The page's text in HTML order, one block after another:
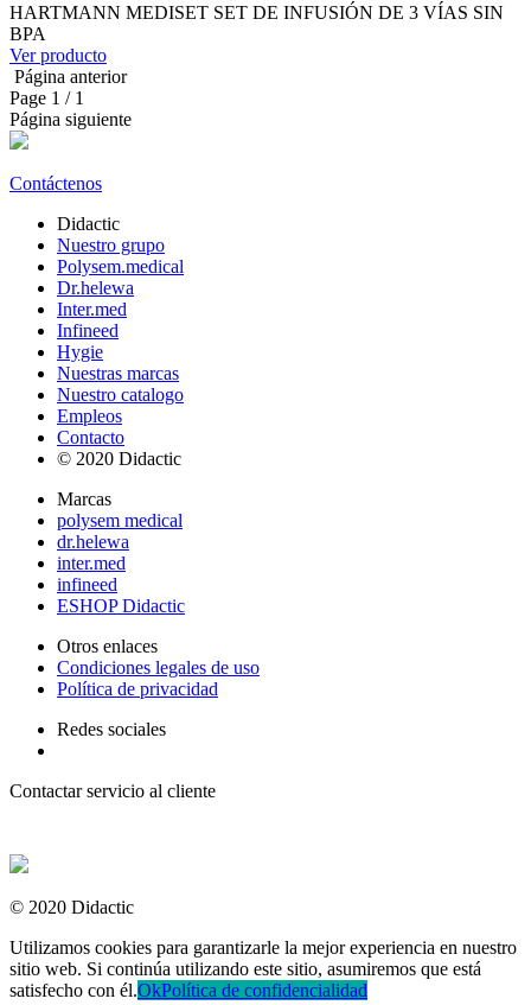
HARTMANN MEDISET SET DE INFUSIÓN DE 3 VÍAS SIN
BPA
Ver producto
Página anterior
Page 1 / 1
Página siguiente
Contáctenos
Didactic
Nuestro grupo
Polysem.medical
Dr.helewa
Inter.med
Infineed
Hygie
Nuestras marcas
Nuestro catalogo
Empleos
Contacto
© 2020 Didactic
Marcas
polysem medical
dr.helewa
inter.med
infineed
ESHOP Didactic
Otros enlaces
Condiciones legales de uso
Política de privacidad
Redes sociales
Contactar servicio al cliente
© 2020 Didactic
Utilizamos cookies para garantizarle la mejor experiencia en nuestro
sitio web. Si continúa utilizando este sitio, asumiremos que está
satisfecho con él.OkPolítica de confidencialidad